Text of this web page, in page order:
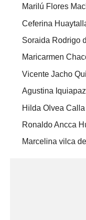
Marilú Flores
Ceferina
Soraida Rodrigo
Maricarmen
Vicente Jacho
Agustina
Hilda Olvea
Ronaldo Ancca
Marcelina vilca